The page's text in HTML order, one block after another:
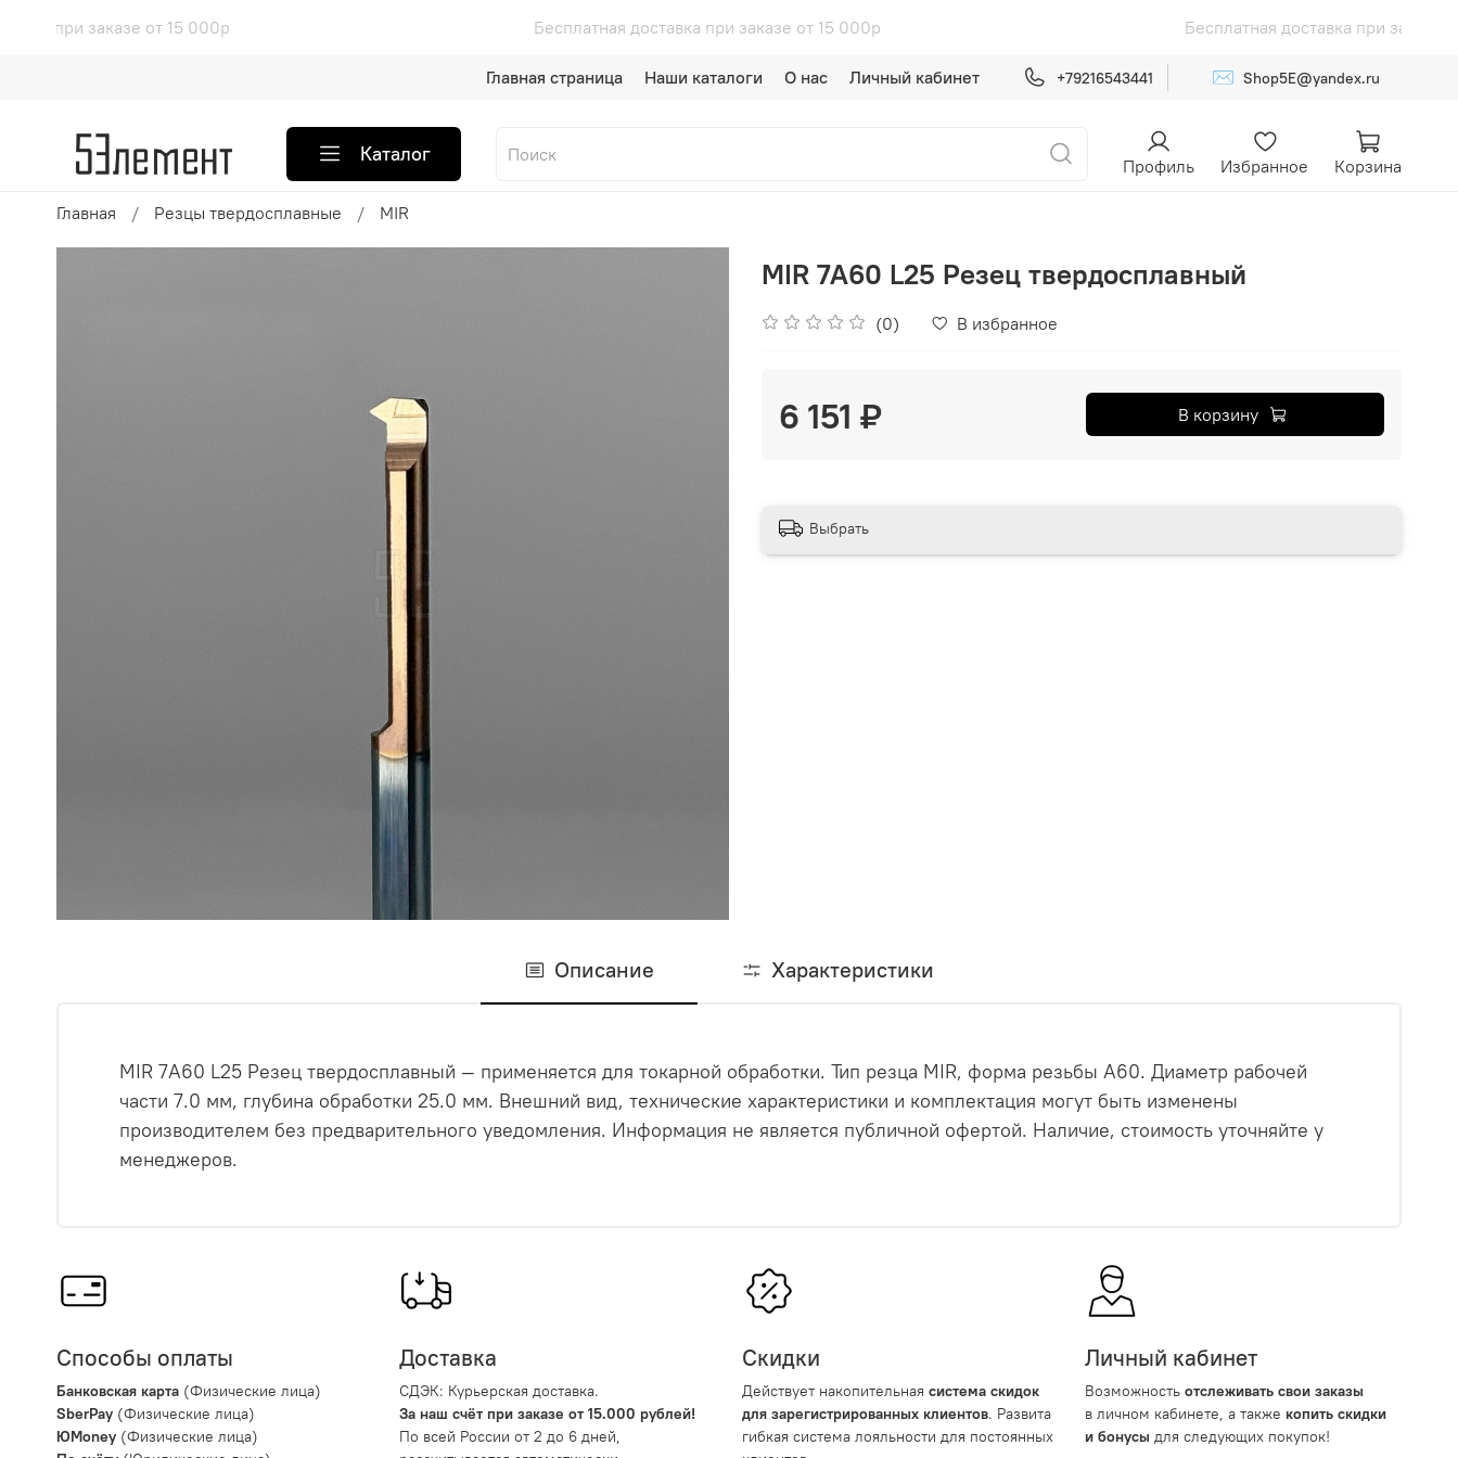
доставка при заказе от 15 000р Бесплатная доставка при заказе от 15 000р Бесплатная
Главная страница Наши каталоги О нас Личный кабинет +79216543441 ✉️ Shop5E@yandex.ru
Каталог Профиль Избранное Корзина
Главная Резцы твердосплавные MIR
MIR 7A60 L25 Резец твердосплавный
(0) В избранное
6 151 ₽ В корзину
Выбрать
Описание Характеристики
MIR 7A60 L25 Резец твердосплавный — применяется для токарной обработки. Тип резца MIR, форма резьбы A60. Диаметр рабочей
части 7.0 мм, глубина обработки 25.0 мм. Внешний вид, технические характеристики и комплектация могут быть изменены
производителем без предварительного уведомления. Информация не является публичной офертой. Наличие, стоимость уточняйте у
менеджеров.
Способы оплаты
Банковская карта (Физические лица)
SberPay (Физические лица)
ЮMoney (Физические лица)
Доставка
СДЭК: Курьерская доставка.
За наш счёт при заказе от 15.000 рублей!
По всей России от 2 до 6 дней,
Скидки
Действует накопительная система скидок
для зарегистрированных клиентов. Развита
гибкая система лояльности для постоянных
Личный кабинет
Возможность отслеживать свои заказы
в личном кабинете, а также копить скидки
и бонусы для следующих покупок!